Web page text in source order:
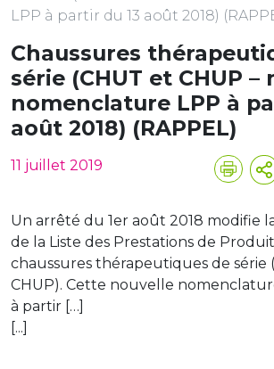
LPP à partir du 13 août 2018)
Chaussures
série (CHUT et CHUP –
nomenclature LPP à
août 2018) (RAPPEL)
11 juillet 2019
Un arrêté du 1er août 2018 modifie
de la Liste des Prestations de
chaussures thérapeutiques de série
CHUP). Cette nouvelle
à partir […]
[...]